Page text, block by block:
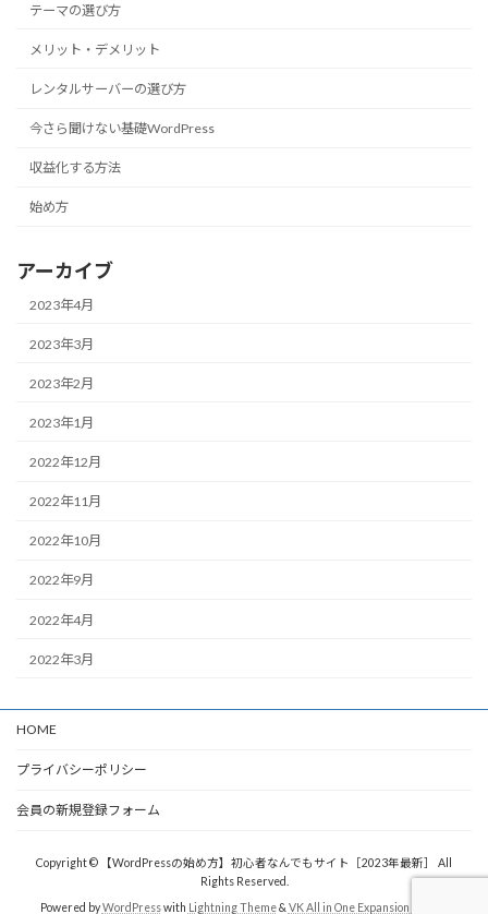
テーマの選び方
メリット・デメリット
レンタルサーバーの選び方
今さら聞けない基礎WordPress
収益化する方法
始め方
アーカイブ
2023年4月
2023年3月
2023年2月
2023年1月
2022年12月
2022年11月
2022年10月
2022年9月
2022年4月
2022年3月
HOME
プライバシーポリシー
会員の新規登録フォーム
Copyright © 【WordPressの始め方】初心者なんでもサイト［2023年最新］ All
Rights Reserved.
Powered byWordPresswith Lightning Theme& VK All in One Expansion Unit